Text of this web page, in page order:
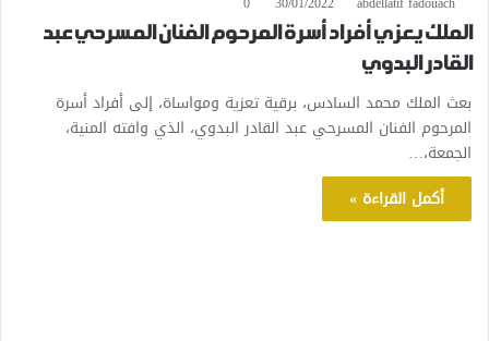
الملك يعزي أفراد أسرة المرحوم الفنان المسرحي عبد
القادر البدوي
بعث الملك محمد السادس، برقية تعزية ومواساة، إلى أفراد أسرة
المرحوم الفنان المسرحي عبد القادر البدوي، الذي وافته المنية،
الجمعة،…
أكمل القراءة »